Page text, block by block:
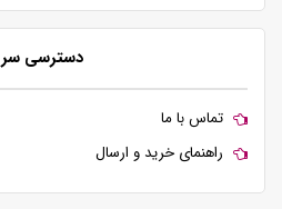
دسترسی
تماس با ما
راهنمای خرید و ارسال